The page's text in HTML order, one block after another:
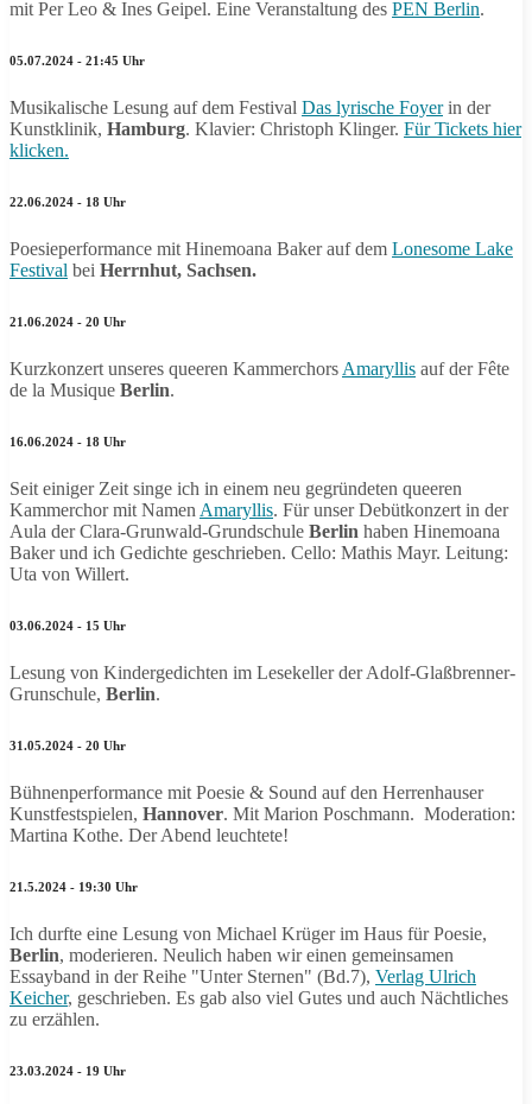
mit Per Leo & Ines Geipel. Eine Veranstaltung des PEN Berlin.
05.07.2024 - 21:45 Uhr
Musikalische Lesung auf dem Festival Das lyrische Foyerin der
Kunstklinik, Hamburg. Klavier: Christoph Klinger. Für Tickets hier
klicken.
22.06.2024 - 18 Uhr
Poesieperformance mit Hinemoana Baker auf dem Lonesome Lake
Festival bei Herrnhut, Sachsen.
21.06.2024 - 20 Uhr
Kurzkonzert unseres queeren Kammerchors Amaryllis auf der Fête
de la Musique Berlin.
16.06.2024 - 18 Uhr
Seit einiger Zeit singe ich in einem neu gegründeten queeren
Kammerchor mit Namen Amaryllis. Für unser Debütkonzert in der
Aula der Clara-Grunwald-Grundschule Berlin haben Hinemoana
Baker und ich Gedichte geschrieben. Cello: Mathis Mayr. Leitung:
Uta von Willert.
03.06.2024 - 15 Uhr
Lesung von Kindergedichten im Lesekeller der Adolf-Glaßbrenner-
Grunschule, Berlin.
31.05.2024 - 20 Uhr
Bühnenperformance mit Poesie & Sound auf den Herrenhauser
Kunstfestspielen, Hannover. Mit Marion Poschmann. Moderation:
Martina Kothe. Der Abend leuchtete!
21.5.2024 - 19:30 Uhr
Ich durfte eine Lesung von Michael Krüger im Haus für Poesie,
Berlin, moderieren. Neulich haben wir einen gemeinsamen
Essayband in der Reihe "Unter Sternen" (Bd.7), Verlag Ulrich
Keicher, geschrieben. Es gab also viel Gutes und auch Nächtliches
zu erzählen.
23.03.2024 - 19 Uhr